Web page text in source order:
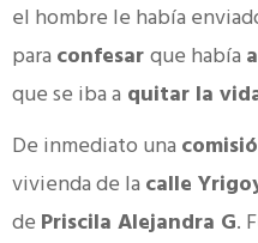
el hombre le había
para confesarque había
que se iba a quitar la
De inmediato una
vivienda de la calle
de Priscila Alejandra G.